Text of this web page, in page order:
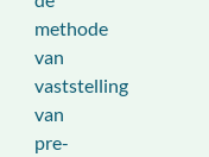
methode
van
vaststelling
van
pre-